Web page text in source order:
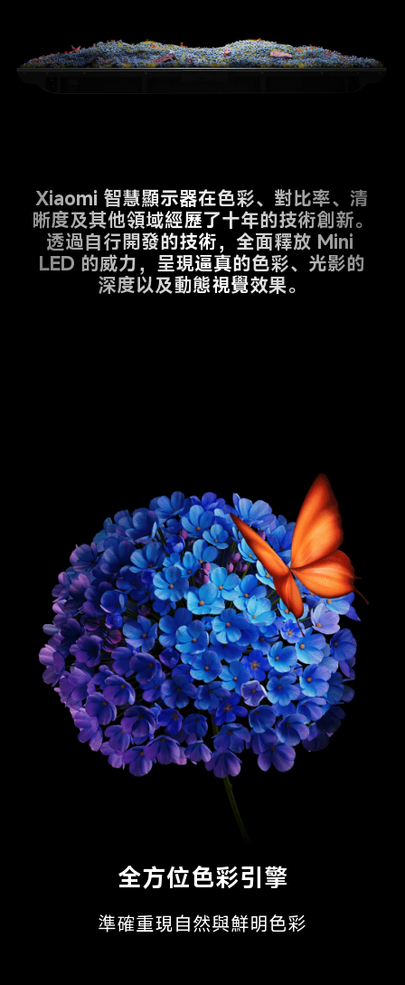
Xiaomi 智慧顯示器在色彩、對比率、清
晰度及其他領域經歷了十年的技術創新。
透過自行開發的技術，全面釋放 Mini
LED 的威力，呈現逼真的色彩、光影的
深度以及動態視覺效果。
全方位色彩引擎
準確重現自然與鮮明色彩